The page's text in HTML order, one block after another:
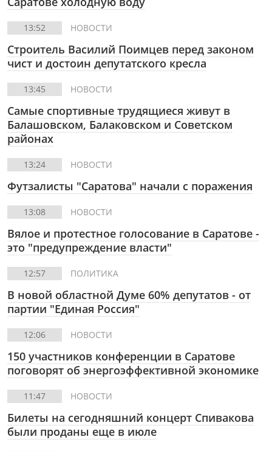
13:52 НОВОСТИ
Строитель Василий Поимцев перед законом
чист и достоин депутатского кресла
13:45 НОВОСТИ
Самые спортивные трудящиеся живут в
Балашовском, Балаковском и Советском
районах
13:24 НОВОСТИ
Футзалисты "Саратова" начали с поражения
13:08 НОВОСТИ
Вялое и протестное голосование в Саратове -
это "предупреждение власти"
12:57 ПОЛИТИКА
В новой областной Думе 60% депутатов - от
партии "Единая Россия"
12:06 НОВОСТИ
150 участников конференции в Саратове
поговорят об энергоэффективной экономике
11:47 НОВОСТИ
Билеты на сегодняшний концерт Спивакова
были проданы еще в июле